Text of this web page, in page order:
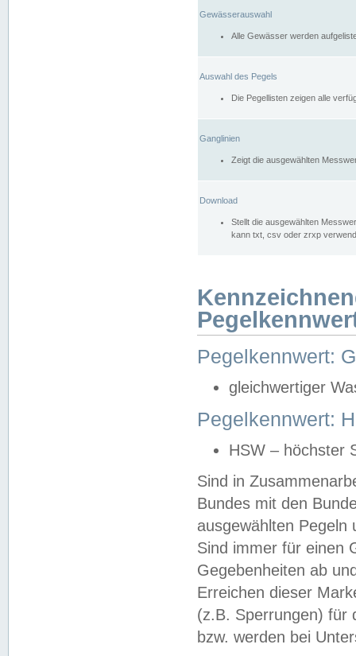
Gewässerauswahl
Alle Gewässer werden
Auswahl des Pegels
Die Pegellisten zeigen alle
Ganglinien
Zeigt die ausgewählten
Download
Stellt die ausgewählten
kann txt, csv oder zrxp
Pegelkennwert:
gleichwertiger
Pegelkennwert:
HSW – höchster
Sind in
Bundes mit den
ausgewählten
Sind immer für einen
Gegebenheiten ab
Erreichen dieser
(z.B. Sperrungen) für
bzw. werden bei